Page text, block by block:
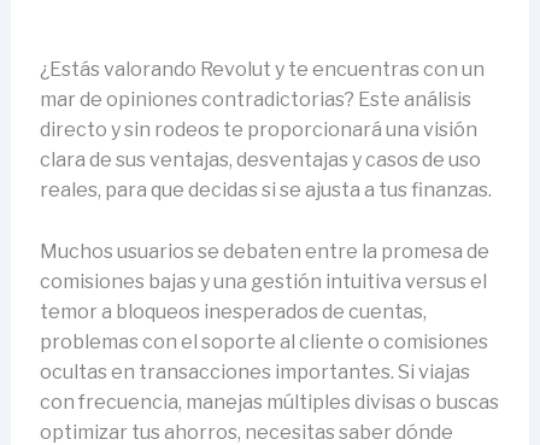
¿Estás valorando Revolut y te encuentras con un
mar de opiniones contradictorias? Este análisis
directo y sin rodeos te proporcionará una visión
clara de sus ventajas, desventajas y casos de uso
reales, para que decidas si se ajusta a tus finanzas.
Muchos usuarios se debaten entre la promesa de
comisiones bajas y una gestión intuitiva versus el
temor a bloqueos inesperados de cuentas,
problemas con el soporte al cliente o comisiones
ocultas en transacciones importantes. Si viajas
con frecuencia, manejas múltiples divisas o buscas
optimizar tus ahorros, necesitas saber dónde